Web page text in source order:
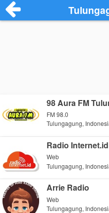
98 Aura FM
FM 98.0
Tulungagung,
Radio Internet.id
Web
Tulungagung,
Arrie Radio
Web
Tulungagung,